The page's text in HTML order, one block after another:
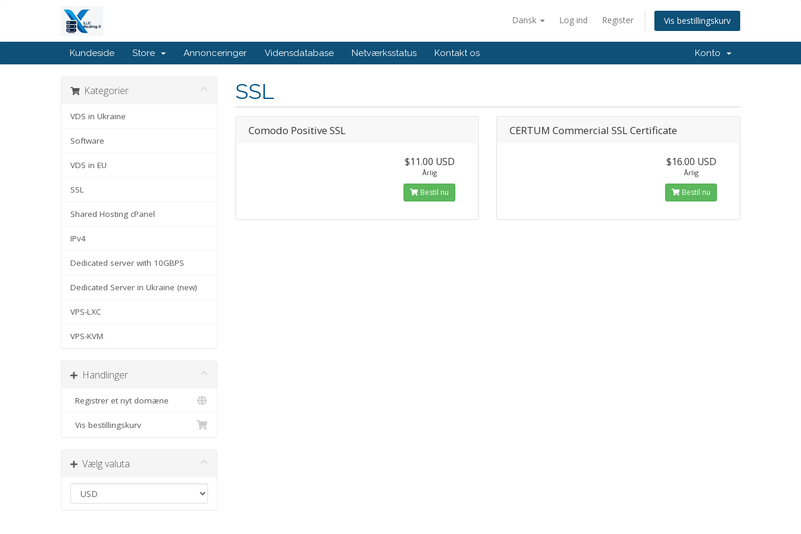
Dansk Log ind Register Vis bestillingskurv
Kundeside Store Annonceringer Vidensdatabase Netværksstatus Kontakt os Konto
Kategorier
VDS in Ukraine
Software
VDS in EU
SSL
Shared Hosting cPanel
IPv4
Dedicated server with 10GBPS
Dedicated Server in Ukraine (new)
VPS-LXC
VPS-KVM
Handlinger
Registrer et nyt domæne
Vis bestillingskurv
Vælg valuta
SSL
Comodo Positive SSL
$11.00 USD
Årlig
Bestil nu
CERTUM Commercial SSL Certificate
$16.00 USD
Årlig
Bestil nu